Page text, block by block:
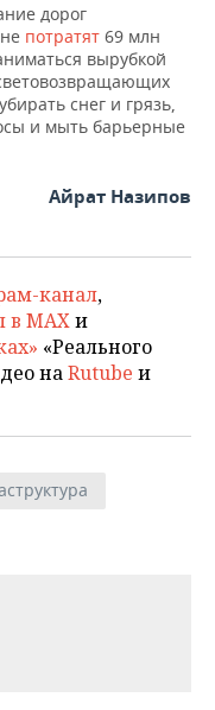
дорог
потратят 69 млн
вырубкой
снег и грязь,
и мыть барьерные
Айрат Назипов
канал,
в MAXи
«Реального
наRutube и